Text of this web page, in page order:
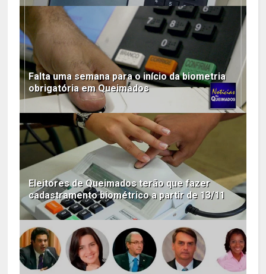
Falta uma semana para o início da biometria
obrigatória em Queimados
Eleitores de Queimados terão que fazer
cadastramento biométrico a partir de 13/11